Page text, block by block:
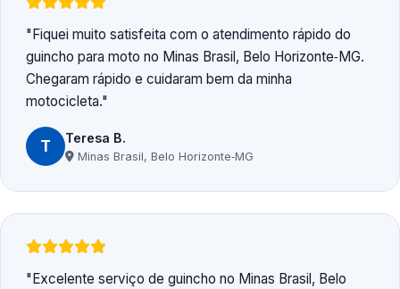
Fiquei muito satisfeita com o atendimento rápido do
guincho para moto no Minas Brasil, Belo Horizonte‑MG.
Chegaram rápido e cuidaram bem da minha
motocicleta.
T Teresa B.
Minas Brasil, Belo Horizonte‑MG
Excelente serviço de guincho no Minas Brasil, Belo